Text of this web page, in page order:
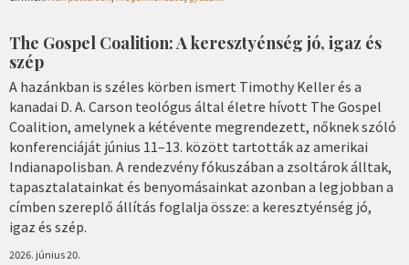
The Gospel Coalition: A keresztyénség jó, igaz és
szép
A hazánkban is széles körben ismert Timothy Keller és a
kanadai D. A. Carson teológus által életre hívott The Gospel
Coalition, amelynek a kétévente megrendezett, nőknek szóló
konferenciáját június 11–13. között tartották az amerikai
Indianapolisban. A rendezvény fókuszában a zsoltárok álltak,
tapasztalatainkat és benyomásainkat azonban a legjobban a
címben szereplő állítás foglalja össze: a keresztyénség jó,
igaz és szép.
2026. június 20.